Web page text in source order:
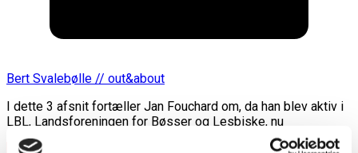
Bert Svalebølle // out&about
I dette 3 afsnit fortæller Jan Fouchard om, da han blev aktiv i
LBL, Landsforeningen for Bøsser og Lesbiske, nu
Læs mere